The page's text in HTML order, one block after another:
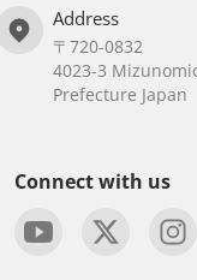
Address
〒720-0832
4023-3
Prefecture Japan
Connect with us